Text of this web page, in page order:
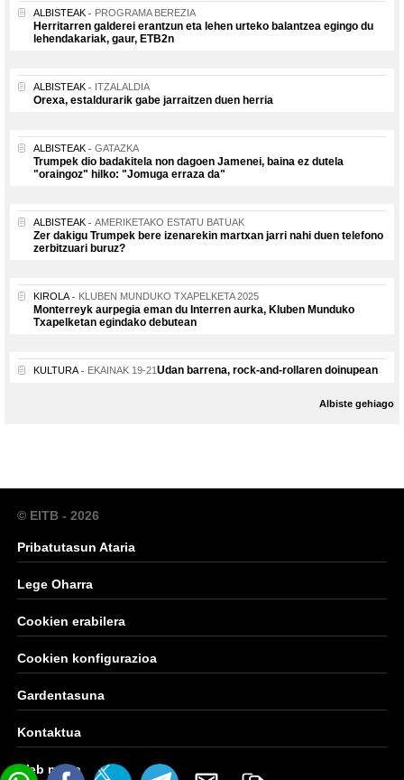
ALBISTEAK PROGRAMA BEREZIA
Herritarren galderei erantzun eta lehen urteko balantzea egingo du
lehendakariak, gaur, ETB2n
ALBISTEAK ITZALALDIA
Orexa, estaldurarik gabe jarraitzen duen herria
ALBISTEAK GATAZKA
Trumpek dio badakitela non dagoen Jamenei, baina ez dutela
"oraingoz" hilko: "Jomuga erraza da"
ALBISTEAK AMERIKETAKO ESTATU BATUAK
Zer dakigu Trumpek bere izenarekin martxan jarri nahi duen telefono
zerbitzuari buruz?
KIROLA KLUBEN MUNDUKO TXAPELKETA 2025
Monterreyk aurpegia eman du Interren aurka, Kluben Munduko
Txapelketan egindako debutean
KULTURA EKAINAK 19-21Udan barrena, rock-and-rollaren doinupean
Albiste gehiago
© EITB - 2026
Pribatutasun Ataria
Lege Oharra
Cookien erabilera
Cookien konfigurazioa
Gardentasuna
Kontaktua
Web mapa